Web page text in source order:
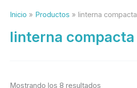
Inicio Productos linterna compacta
linterna compacta
Mostrando los 8 resultados